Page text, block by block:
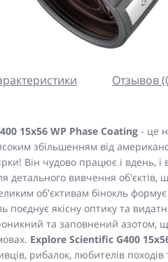
Отзывов
15x56 WP Phase Coating - це
збільшенням від
Він чудово працює і вдень, і
детального вивчення об'єктів,
об'єктивам бінокль
поєднує якісну оптику та
та заповнений азотом,
Explore Scientific G400
рибалок, любителів